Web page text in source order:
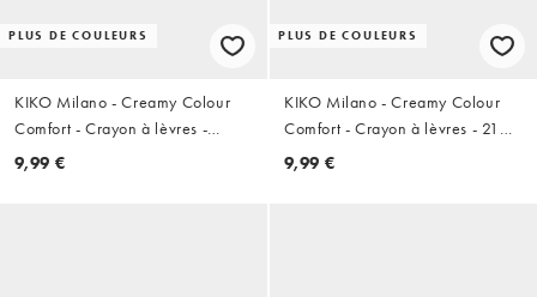
PLUS DE COULEURS
KIKO Milano - Creamy Colour
Comfort - Crayon à lèvres -
10 Rose Tea
9,99 €
PLUS DE COULEURS
KIKO Milano - Creamy Colour
Comfort - Crayon à lèvres - 21
Cinnamon Honey
9,99 €